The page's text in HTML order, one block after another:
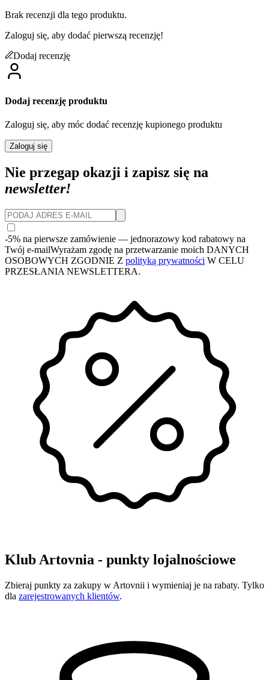
Brak recenzji dla tego produktu.
Zaloguj się, aby dodać pierwszą recenzję!
Dodaj recenzję
Dodaj recenzję produktu
Zaloguj się, aby móc dodać recenzję kupionego produktu
Zaloguj się
Nie przegap okazji i zapisz się na
newsletter!
-5% na pierwsze zamówienie — jednorazowy kod rabatowy na
Twój e-mailWyrażam zgodę na przetwarzanie moich DANYCH
OSOBOWYCH ZGODNIE Z polityką prywatności W CELU
PRZESŁANIA NEWSLETTERA.
Klub Artovnia - punkty lojalnościowe
Zbieraj punkty za zakupy w Artovnii i wymieniaj je na rabaty. Tylko
dla zarejestrowanych klientów.